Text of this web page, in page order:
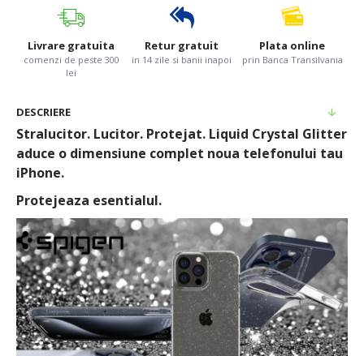
Livrare gratuita
comenzi de peste 300
lei
Retur gratuit
in 14 zile si banii inapoi
Plata online
prin Banca Transilvania
DESCRIERE
Stralucitor. Lucitor. Protejat. Liquid Crystal Glitter
aduce o dimensiune complet noua telefonului tau
iPhone.
Protejeaza esentialul.